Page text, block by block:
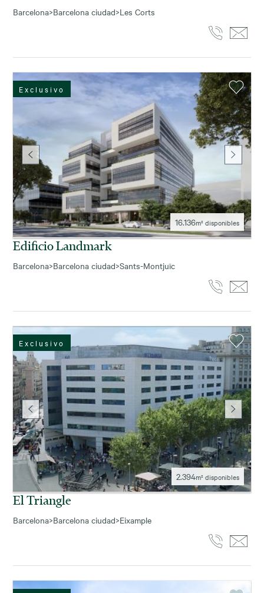
Barcelona>Barcelona ciudad>Les Corts
16.136m² disponibles
Exclusivo
Edificio Landmark
Barcelona>Barcelona ciudad>Sants-Montjuïc
2.394m² disponibles
Exclusivo
El Triangle
Barcelona>Barcelona ciudad>Eixample